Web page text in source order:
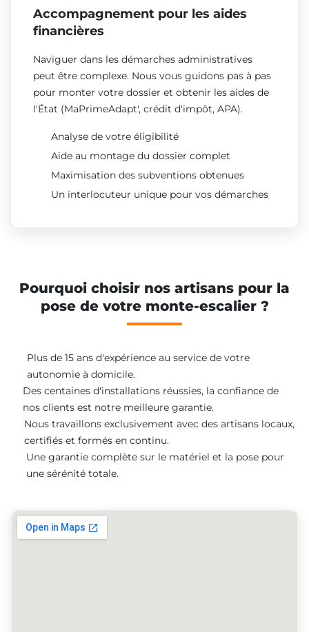
Accompagnement pour les aides
financières
Naviguer dans les démarches administratives
peut être complexe. Nous vous guidons pas à pas
pour monter votre dossier et obtenir les aides de
l'État (MaPrimeAdapt', crédit d'impôt, APA).
Analyse de votre éligibilité
Aide au montage du dossier complet
Maximisation des subventions obtenues
Un interlocuteur unique pour vos démarches
Pourquoi choisir nos artisans pour la
pose de votre monte-escalier ?
Plus de 15 ans d'expérience au service de votre
autonomie à domicile.
Des centaines d'installations réussies, la confiance de
nos clients est notre meilleure garantie.
Nous travaillons exclusivement avec des artisans locaux,
certifiés et formés en continu.
Une garantie complète sur le matériel et la pose pour
une sérénité totale.